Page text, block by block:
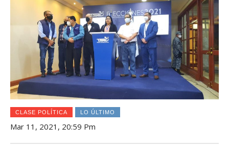
CLASE POLÍTICA LO ÚLTIMO
Mar 11, 2021, 20:59 Pm